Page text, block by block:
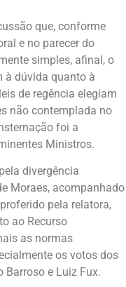
que, conforme
e no parecer do
simples, afinal, o
à dúvida quanto à
de regência elegiam
não contemplada no
foi a
Ministros.
divergência
Moraes, acompanhado
pela relatora,
ao Recurso
as normas
os votos dos
Barroso e Luiz Fux.